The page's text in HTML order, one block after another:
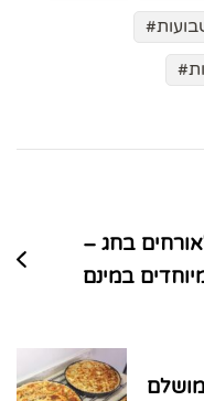
בחג –
במינם